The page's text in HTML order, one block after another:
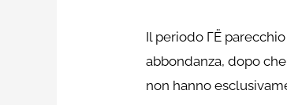
Il periodo ГЁ
abbondanza, dopo
non hanno